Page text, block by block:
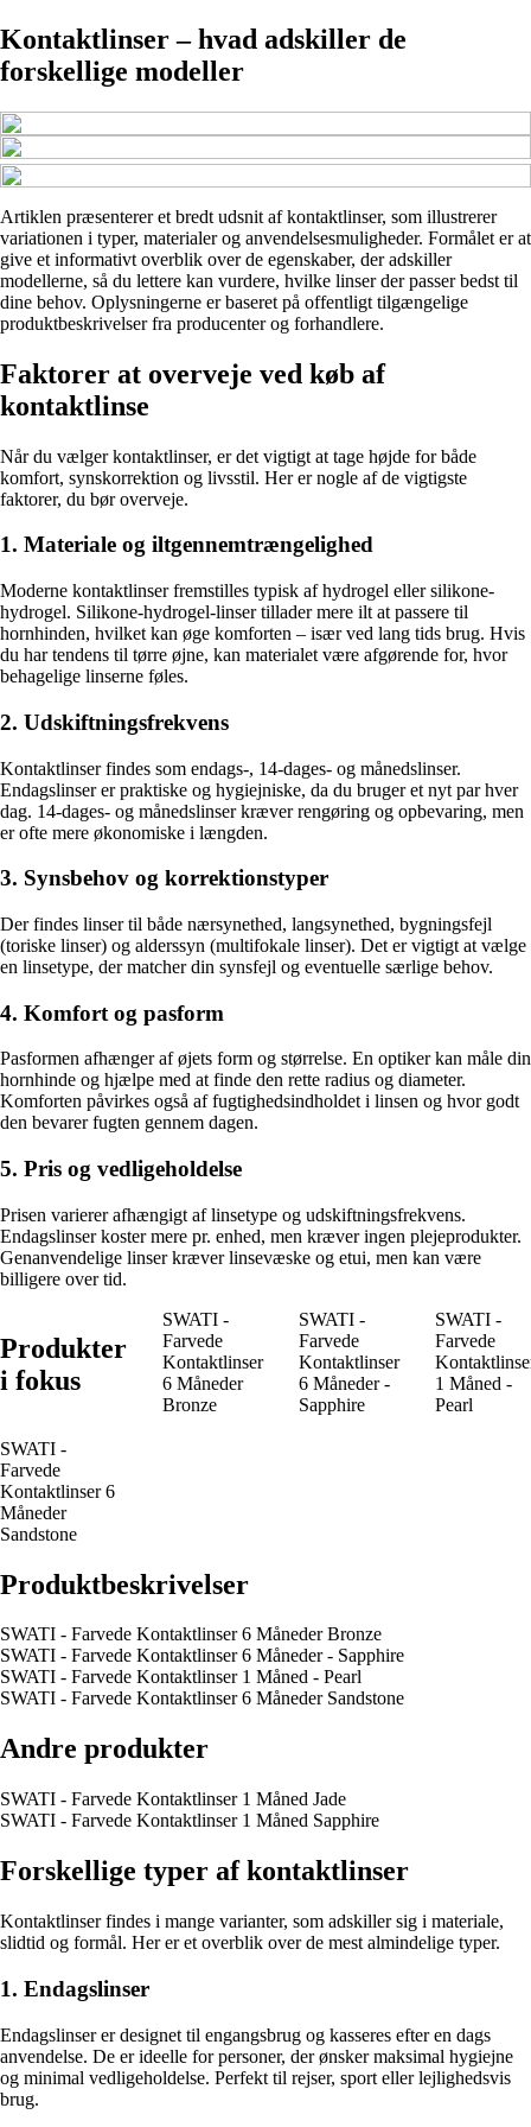
Kontaktlinser – hvad adskiller de
forskellige modeller
Artiklen præsenterer et bredt udsnit af kontaktlinser, som illustrerer
variationen i typer, materialer og anvendelsesmuligheder. Formålet er at
give et informativt overblik over de egenskaber, der adskiller
modellerne, så du lettere kan vurdere, hvilke linser der passer bedst til
dine behov. Oplysningerne er baseret på offentligt tilgængelige
produktbeskrivelser fra producenter og forhandlere.
Faktorer at overveje ved køb af
kontaktlinse
Når du vælger kontaktlinser, er det vigtigt at tage højde for både
komfort, synskorrektion og livsstil. Her er nogle af de vigtigste
faktorer, du bør overveje.
1. Materiale og iltgennemtrængelighed
Moderne kontaktlinser fremstilles typisk af hydrogel eller silikone-
hydrogel. Silikone-hydrogel-linser tillader mere ilt at passere til
hornhinden, hvilket kan øge komforten – især ved lang tids brug. Hvis
du har tendens til tørre øjne, kan materialet være afgørende for, hvor
behagelige linserne føles.
2. Udskiftningsfrekvens
Kontaktlinser findes som endags-, 14-dages- og månedslinser.
Endagslinser er praktiske og hygiejniske, da du bruger et nyt par hver
dag. 14-dages- og månedslinser kræver rengøring og opbevaring, men
er ofte mere økonomiske i længden.
3. Synsbehov og korrektionstyper
Der findes linser til både nærsynethed, langsynethed, bygningsfejl
(toriske linser) og alderssyn (multifokale linser). Det er vigtigt at vælge
en linsetype, der matcher din synsfejl og eventuelle særlige behov.
4. Komfort og pasform
Pasformen afhænger af øjets form og størrelse. En optiker kan måle din
hornhinde og hjælpe med at finde den rette radius og diameter.
Komforten påvirkes også af fugtighedsindholdet i linsen og hvor godt
den bevarer fugten gennem dagen.
5. Pris og vedligeholdelse
Prisen varierer afhængigt af linsetype og udskiftningsfrekvens.
Endagslinser koster mere pr. enhed, men kræver ingen plejeprodukter.
Genanvendelige linser kræver linsevæske og etui, men kan være
billigere over tid.
Produkter
i fokus
SWATI -
Farvede
Kontaktlinser
6 Måneder
Bronze
SWATI -
Farvede
Kontaktlinser
6 Måneder -
Sapphire
SWATI -
Farvede
1 Måned -
Pearl
SWATI -
Farvede
Kontaktlinser 6
Måneder
Sandstone
Produktbeskrivelser
SWATI - Farvede Kontaktlinser 6 Måneder Bronze
SWATI - Farvede Kontaktlinser 6 Måneder - Sapphire
SWATI - Farvede Kontaktlinser 1 Måned - Pearl
SWATI - Farvede Kontaktlinser 6 Måneder Sandstone
Andre produkter
SWATI - Farvede Kontaktlinser 1 Måned Jade
SWATI - Farvede Kontaktlinser 1 Måned Sapphire
Forskellige typer af kontaktlinser
Kontaktlinser findes i mange varianter, som adskiller sig i materiale,
slidtid og formål. Her er et overblik over de mest almindelige typer.
1. Endagslinser
Endagslinser er designet til engangsbrug og kasseres efter en dags
anvendelse. De er ideelle for personer, der ønsker maksimal hygiejne
og minimal vedligeholdelse. Perfekt til rejser, sport eller lejlighedsvis
brug.